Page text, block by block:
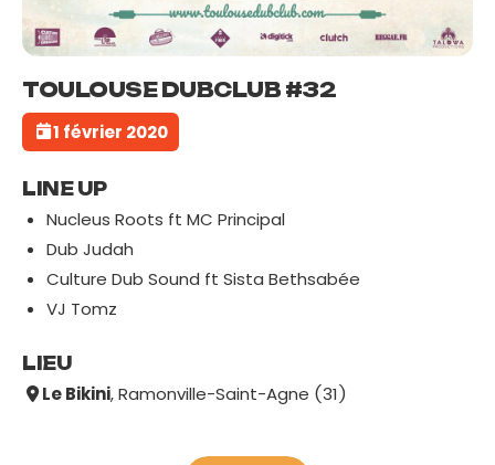
TOULOUSE DUBCLUB #32
1 février 2020
LINE UP
Nucleus Roots ft MC Principal
Dub Judah
Culture Dub Sound ft Sista Bethsabée
VJ Tomz
LIEU
Le Bikini, Ramonville-Saint-Agne (31)